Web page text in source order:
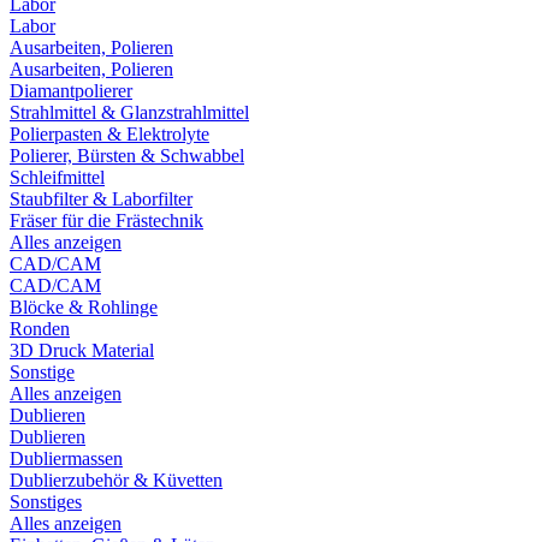
Labor
Labor
Ausarbeiten, Polieren
Ausarbeiten, Polieren
Diamantpolierer
Strahlmittel & Glanzstrahlmittel
Polierpasten & Elektrolyte
Polierer, Bürsten & Schwabbel
Schleifmittel
Staubfilter & Laborfilter
Fräser für die Frästechnik
Alles anzeigen
CAD/CAM
CAD/CAM
Blöcke & Rohlinge
Ronden
3D Druck Material
Sonstige
Alles anzeigen
Dublieren
Dublieren
Dubliermassen
Dublierzubehör & Küvetten
Sonstiges
Alles anzeigen